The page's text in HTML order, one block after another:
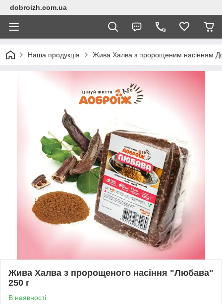
dobroizh.com.ua
Наша продукція Жива Халва з пророщеним насінням
Жива Халва з пророщеного насіння "Любава"
250 г
В наявності